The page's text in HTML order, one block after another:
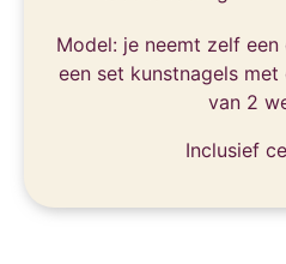
Model: je neemt zelf
een set kunstnagels
van 2
Inclusief